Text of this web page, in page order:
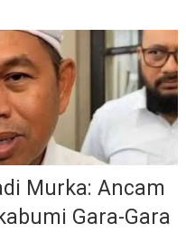
Murka: Ancam
Gara-Gara